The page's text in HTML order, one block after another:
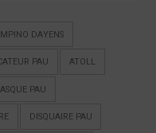
DAYENS
PAU ATOLL
PAU
DISQUAIRE PAU